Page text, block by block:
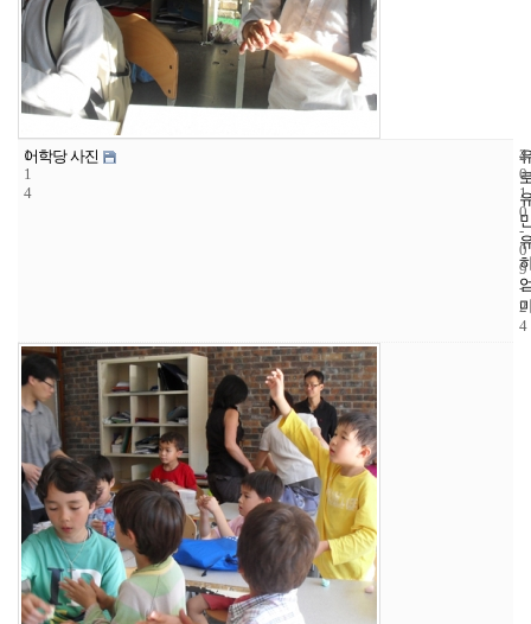
1
1
4
어학당 사진 4
2
0
1
0
-
0
9
-
2
4